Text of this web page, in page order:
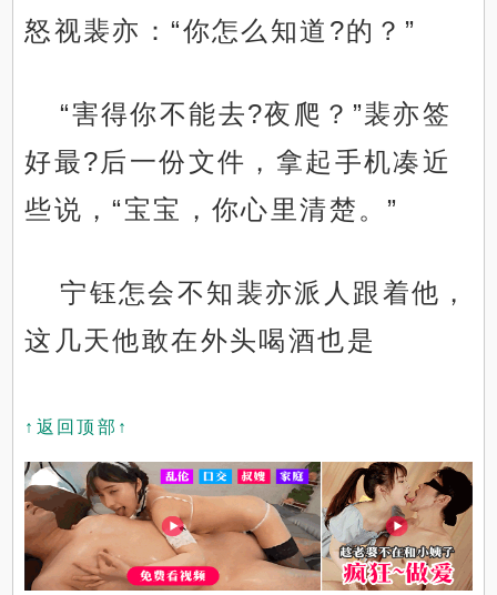
怒视裴亦：“你怎么知道?的？”
“害得你不能去?夜爬？”裴亦签
好最?后一份文件，拿起手机凑近
些说，“宝宝，你心里清楚。”
宁钰怎会不知裴亦派人跟着他，
这几天他敢在外头喝酒也是
↑返回顶部↑